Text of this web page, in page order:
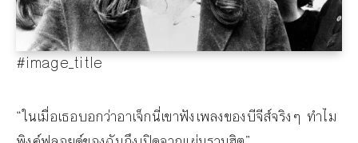
#image_title
“ในเมื่อเธอบอกว่าอาเจ็กนี่เขาฟังเพลงของบีจีส์จริงๆ ทำไม